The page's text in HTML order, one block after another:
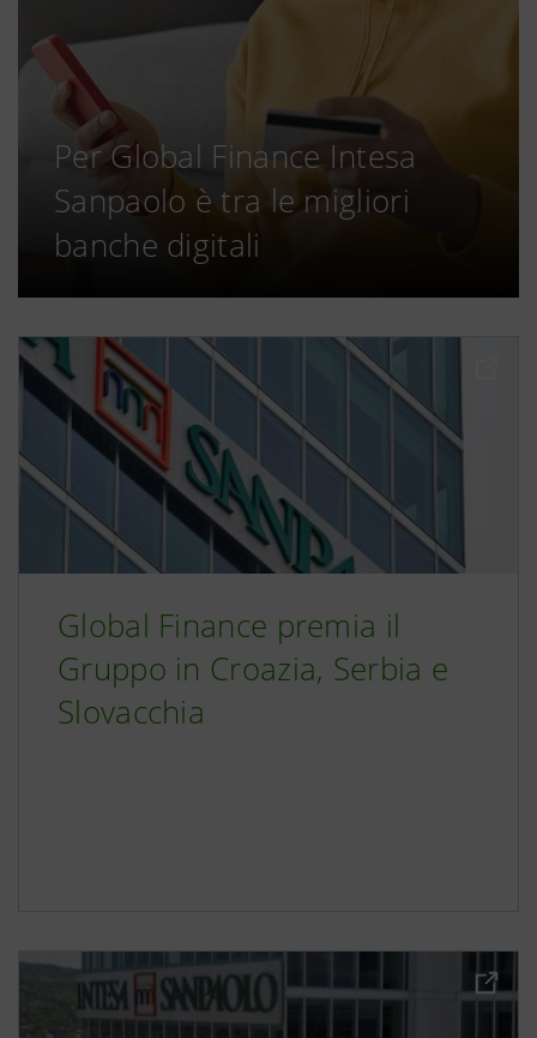
Per Global Finance Intesa
Sanpaolo è tra le migliori
banche digitali
Global Finance premia il
Gruppo in Croazia, Serbia e
Slovacchia